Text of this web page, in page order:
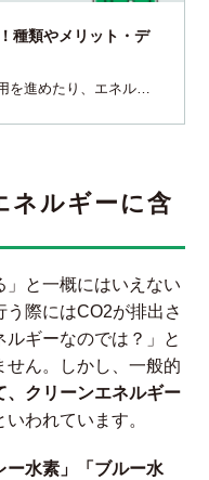
種類やメリット・デ
進めたり、エネルギ
合の現状、注目の新し
ます。これを読めば、
もに、企業として二酸
ネルギーに含
」と一概にはいえない
際にはCO2が排出さ
ギーなのでは？」と
せん。しかし、一般的
、クリーンエネルギー
いわれています。
ー水素」「ブルー水